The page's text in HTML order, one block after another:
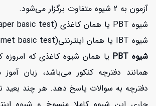
آزمون به 2 شیوه متفاوت برگزار می‌شود.
شیوه PBT یا همان کاغذی (Paper basic test)
شیوه IBT یا همان اینترنتی(Internet basic test)
شیوه PBT
یا همان شیوه کاغذی که
همانند دفترچه کنکور می‌باشد، زبان
دفترچه به سوالات پاسخ دهد. هر چند